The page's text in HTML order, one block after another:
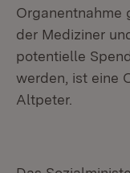
Organentnahme
der Mediziner
potentielle
werden, ist eine
Altpeter.